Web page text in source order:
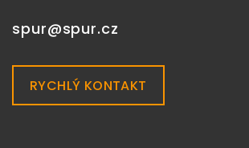
spur@spur.cz
RYCHLÝ KONTAKT